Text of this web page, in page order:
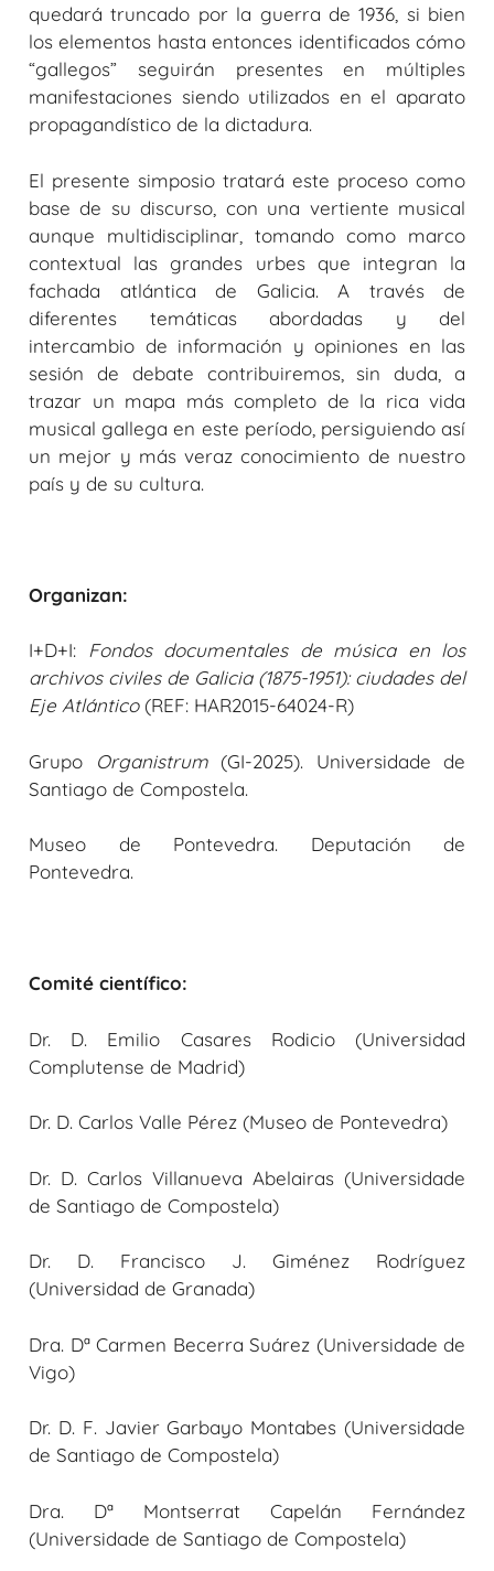
quedará truncado por la guerra de 1936, si bien
los elementos hasta entonces identificados cómo
“gallegos” seguirán presentes en múltiples
manifestaciones siendo utilizados en el aparato
propagandístico de la dictadura.
El presente simposio tratará este proceso como
base de su discurso, con una vertiente musical
aunque multidisciplinar, tomando como marco
contextual las grandes urbes que integran la
fachada atlántica de Galicia. A través de
diferentes temáticas abordadas y del
intercambio de información y opiniones en las
sesión de debate contribuiremos, sin duda, a
trazar un mapa más completo de la rica vida
musical gallega en este período, persiguiendo así
un mejor y más veraz conocimiento de nuestro
país y de su cultura.
Organizan:
I+D+I: Fondos documentales de música en los
archivos civiles de Galicia (1875-1951): ciudades del
Eje Atlántico (REF: HAR2015-64024-R)
Grupo Organistrum(GI-2025). Universidade de
Santiago de Compostela.
Museo de Pontevedra. Deputación de
Pontevedra.
Comité científico:
Dr. D. Emilio Casares Rodicio (Universidad
Complutense de Madrid)
Dr. D. Carlos Valle Pérez (Museo de Pontevedra)
Dr. D. Carlos Villanueva Abelairas (Universidade
de Santiago de Compostela)
Dr. D. Francisco J. Giménez Rodríguez
(Universidad de Granada)
Dra. Dª Carmen Becerra Suárez (Universidade de
Vigo)
Dr. D. F. Javier Garbayo Montabes (Universidade
de Santiago de Compostela)
Dra. Dª Montserrat Capelán Fernández
(Universidade de Santiago de Compostela)